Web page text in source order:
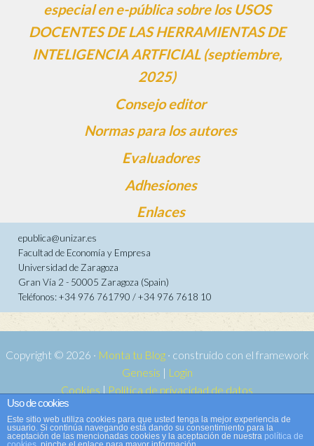
especial en e-pública sobre los USOS
DOCENTES DE LAS HERRAMIENTAS DE
INTELIGENCIA ARTFICIAL (septiembre,
2025)
Consejo editor
Normas para los autores
Evaluadores
Adhesiones
Enlaces
epublica@unizar.es
Facultad de Economía y Empresa
Universidad de Zaragoza
Gran Vía 2 - 50005 Zaragoza (Spain)
Teléfonos: +34 976 761790 / +34 976 7618 10
Copyright © 2026 · Monta tu Blog· construido con el framework
Genesis | Login
Cookies | Política de privacidad de datos
Copyright © 2026 ·
WordPress·Acceder
Uso de cookies
Este sitio web utiliza cookies para que usted tenga la mejor experiencia de
usuario. Si continúa navegando está dando su consentimiento para la
aceptación de las mencionadas cookies y la aceptación de nuestra política de